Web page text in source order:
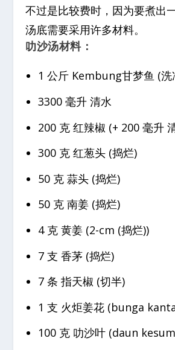
不过是比较费时，因为要煮出
汤底需要采用许多材料。
叻沙汤材料：
1 公斤 Kembung甘梦鱼 (洗
3300 毫升 清水
200 克 红辣椒 (+ 200 毫升
300 克 红葱头 (捣烂)
50 克 蒜头 (捣烂)
50 克 南姜 (捣烂)
4 克 黄姜 (2-cm (捣烂))
7 支 香茅 (捣烂)
7 条 指天椒 (切半)
1 支 火炬姜花 (bunga
100 克 叻沙叶 (daun